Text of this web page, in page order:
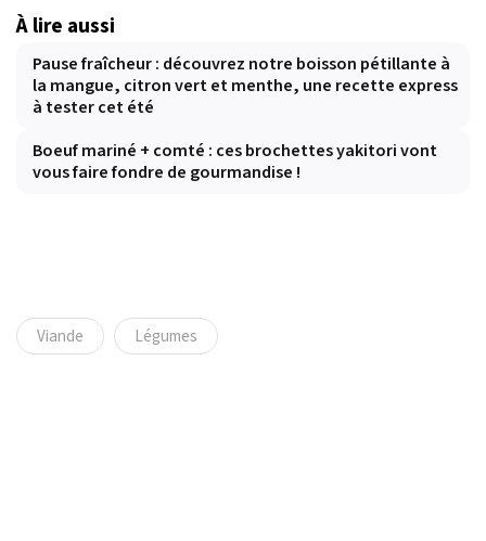
À lire aussi
Pause fraîcheur : découvrez notre boisson pétillante à
la mangue, citron vert et menthe, une recette express
à tester cet été
Boeuf mariné + comté : ces brochettes yakitori vont
vous faire fondre de gourmandise !
Viande Légumes